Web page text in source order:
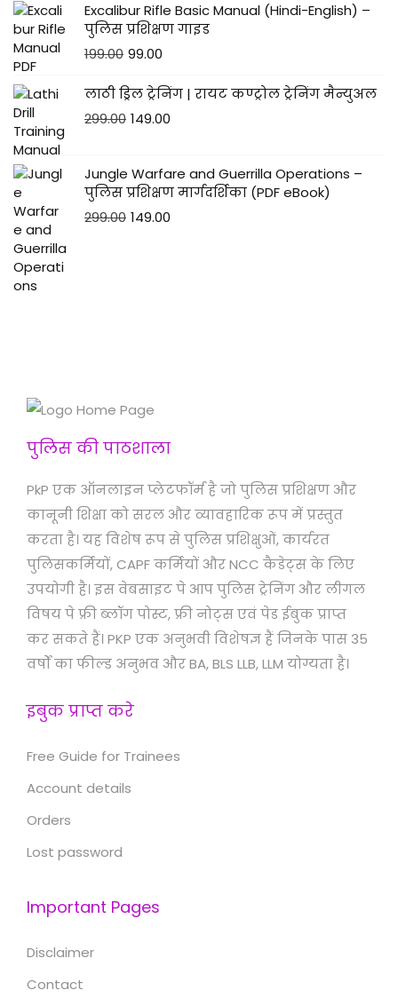
Excalibur Rifle Basic Manual (Hindi-English) –
पुलिस प्रशिक्षण गाइड
199.00 99.00
लाठी ड्रिल ट्रेनिंग | रायट कण्ट्रोल ट्रेनिंग मैन्युअल
299.00 149.00
Jungle Warfare and Guerrilla Operations –
पुलिस प्रशिक्षण मार्गदर्शिका (PDF eBook)
299.00 149.00
पुलिस की पाठशाला
PkP एक ऑनलाइन प्लेटफॉर्म है जो पुलिस प्रशिक्षण और
कानूनी शिक्षा को सरल और व्यावहारिक रूप में प्रस्तुत
करता है। यह विशेष रूप से पुलिस प्रशिक्षुओं, कार्यरत
पुलिसकर्मियों, CAPF कर्मियों और NCC कैडेट्स के लिए
उपयोगी है। इस वेबसाइट पे आप पुलिस ट्रेनिंग और लीगल
विषय पे फ्री ब्लॉग पोस्ट, फ्री नोट्स एवं पेड ईबुक प्राप्त
कर सकते हैं। PKP एक अनुभवी विशेषज्ञ हैं जिनके पास 35
वर्षों का फील्ड अनुभव और BA, BLS LLB, LLM योग्यता है।
इबुक प्राप्त करे
Free Guide for Trainees
Account details
Orders
Lost password
Important Pages
Disclaimer
Contact